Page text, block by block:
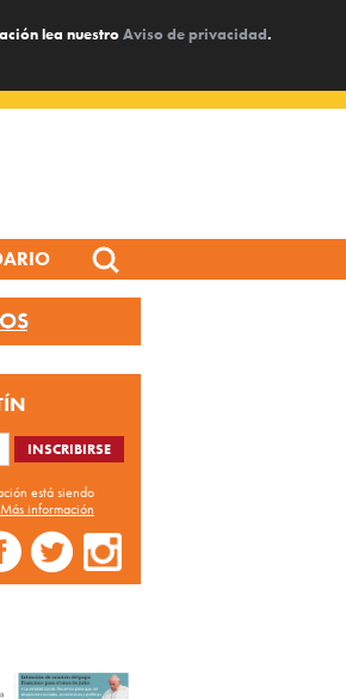
lea nuestroAviso de privacidad.
Search
for:
está siendo
Más información